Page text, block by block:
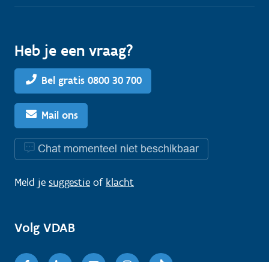
Heb je een vraag?
Bel gratis 0800 30 700
Mail ons
Chat momenteel niet beschikbaar
Meld je suggestie of klacht
Volg VDAB